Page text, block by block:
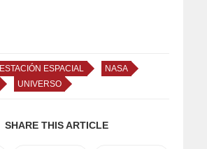
ESTACIÓN ESPACIAL
NASA
UNIVERSO
SHARE THIS ARTICLE